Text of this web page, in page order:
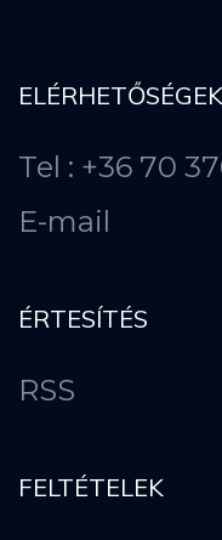
ELÉRHETŐSÉGEK
Tel : +36 70
E-mail
ÉRTESÍTÉS
RSS
FELTÉTELEK